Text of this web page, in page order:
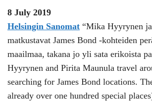
8 July 2019
Helsingin Sanomat “Mika Hyyrynen
matkustavat James Bond -kohteiden
maailmaa, takana jo yli sata erikoista
Hyyrynen and Pirita Maunula travel
searching for James Bond locations.
already over one hundred special